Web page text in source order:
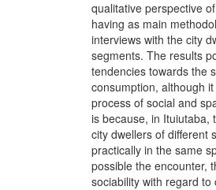
qualitative perspective
having as main
interviews with the city
segments. The results
tendencies towards the
consumption, although
process of social and
is because, in Ituiutaba,
city dwellers of different
practically in the same
possible the encounter,
sociability with regard to